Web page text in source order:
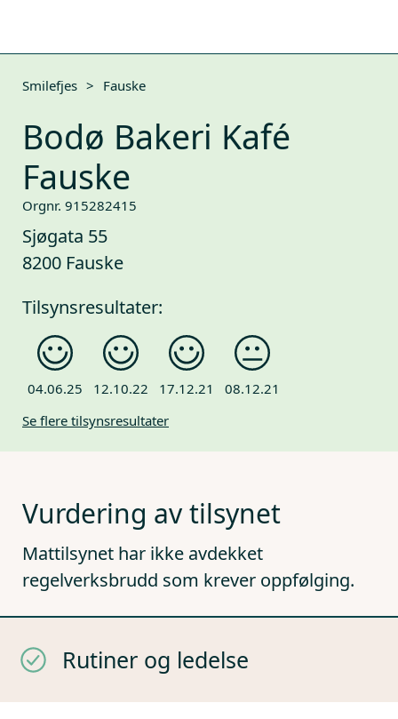
Smilefjes > Fauske
Bodø Bakeri Kafé
Fauske
Orgnr. 915282415
Sjøgata 55
8200 Fauske
Tilsynsresultater:
04.06.25 12.10.22 17.12.21
08.12.21
Se flere tilsynsresultater
Vurdering av tilsynet
Mattilsynet har ikke avdekket
regelverksbrudd som krever oppfølging.
Rutiner og ledelse